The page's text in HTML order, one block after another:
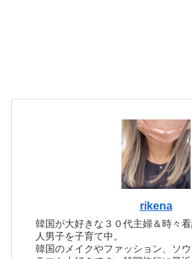
rikena
韓国が大好きな３０代主婦＆時々
人男子を子育て中。
韓国のメイクやファッション、ソ